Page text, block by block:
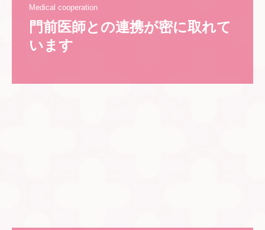
Medical cooperation
門前医師との連携が密に取れて
います